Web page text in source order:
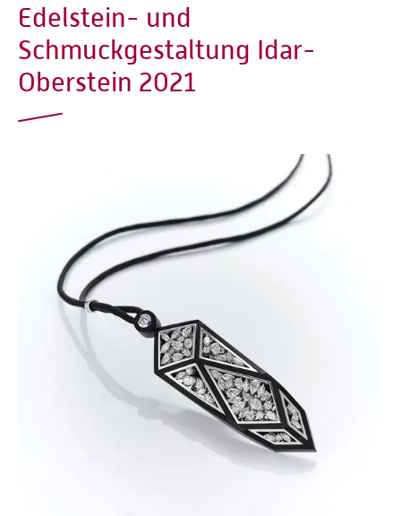
Edelstein- und
Schmuckgestaltung Idar-
Oberstein 2021